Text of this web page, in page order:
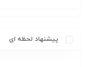
پیشنهاد لحظه ای